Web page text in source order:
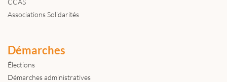
Associations Solidarités
Démarches
Élections
Démarches administratives